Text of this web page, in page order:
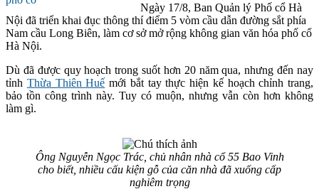
Ngày 17/8, Ban Quản lý Phố cổ Hà
Nội đã triển khai đục thông thí điểm 5 vòm cầu dẫn đường sắt phía
Nam cầu Long Biên, làm cơ sở mở rộng không gian văn hóa phố cổ
Hà Nội.
Dù đã được quy hoạch trong suốt hơn 20 năm qua, nhưng đến nay
tỉnh Thừa Thiên Huế mới bắt tay thực hiện kế hoạch chỉnh trang,
bảo tồn công trình này. Tuy có muộn, nhưng vẫn còn hơn không
làm gì.
Ông Nguyễn Ngọc Trác, chủ nhân nhà cổ 55 Bao Vinh
cho biết, nhiều cấu kiện gỗ của căn nhà đã xuống cấp
nghiêm trọng